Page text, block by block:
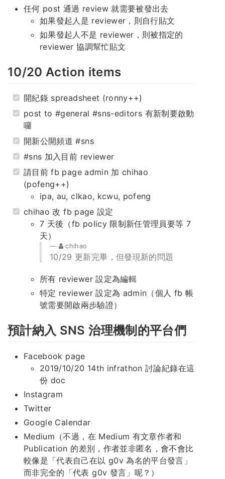
任何 post 通過 review 就需要被發出去
如果發起人是 reviewer，則自行貼文
如果發起人不是 reviewer，則被指定的
reviewer 協調幫忙貼文
10/20 Action items
開紀錄 spreadsheet (ronny++)
post to #general #sns-editors 有新制要啟動
囉
開新公開頻道 #sns
#sns 加入目前 reviewer
請目前 fb page admin 加 chihao
(pofeng++)
ipa, au, clkao, kcwu, pofeng
chihao 改 fb page 設定
7 天後（fb policy 限制新任管理員要等 7
天）
chihao
10/29 更新完畢，但發現新的問題
所有 reviewer 設定為編輯
特定 reviewer 設定為 admin（個人 fb 帳
號需要開啟兩步驗證）
預計納入 SNS 治理機制的平台們
Facebook page
2019/10/20 14th infrathon 討論紀錄在這
份 doc
Instagram
Twitter
Google Calendar
Medium（不過，在 Medium 有文章作者和
Publication 的差別，作者並非匿名，會不會比
較像是「代表自己在以 g0v 為名的平台發言」
而非完全的「代表 g0v 發言」呢？）